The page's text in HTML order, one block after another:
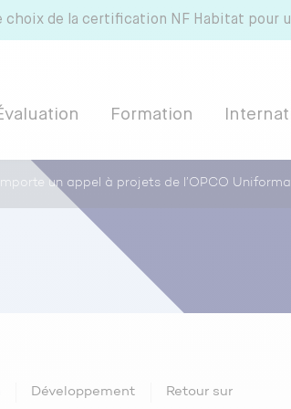
choix de la certification NF Habitat pour
Formation
un appel à projets de l’OPCO
Développement Retour sur